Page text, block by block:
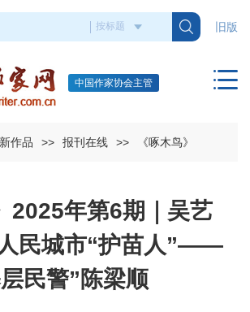
旧版
中国作家协会主管
新作品 >> 报刊在线 >> 《啄木鸟》
2025年第6期｜吴艺
民城市“护苗人”——
民警”陈梁顺